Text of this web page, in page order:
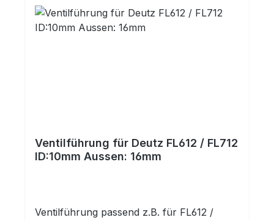
Ventilführung für Deutz FL612 / FL712
ID:10mm Aussen: 16mm
Ventilführung passend z.B. für FL612 /